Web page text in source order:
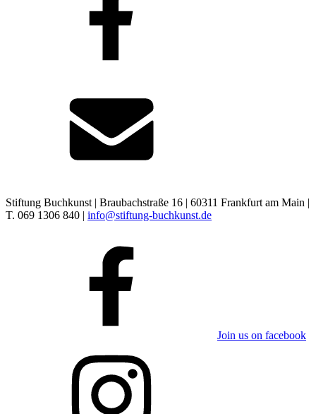
Stiftung Buchkunst | Braubachstraße 16 | 60311 Frankfurt am Main |
T. 069 1306 840 | info@stiftung-buchkunst.de
Join us on facebook